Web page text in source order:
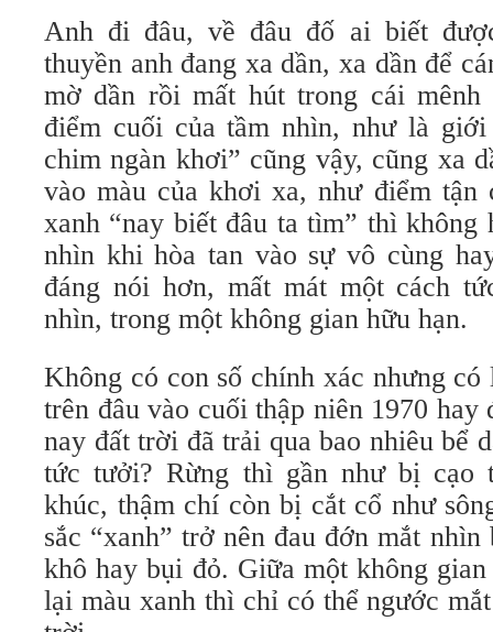
Anh đi đâu, về đâu đố ai biết
thuyền anh đang xa dần, xa dần để
mờ dần rồi mất hút trong cái
điểm cuối của tầm nhìn, như là giới
chim ngàn khơi” cũng vậy, cũng xa
vào màu của khơi xa, như điểm tận
xanh “nay biết đâu ta tìm” thì không
nhìn khi hòa tan vào sự vô cùng
đáng nói hơn, mất mát một cách
nhìn, trong một không gian hữu hạn.
Không có con số chính xác nhưng
trên đâu vào cuối thập niên 1970 hay
nay đất trời đã trải qua bao nhiêu bể
tức tưởi? Rừng thì gần như bị cạo
khúc, thậm chí còn bị cắt cổ như
sắc “xanh” trở nên đau đớn mắt
khô hay bụi đỏ. Giữa một không
lại màu xanh thì chỉ có thể ngước